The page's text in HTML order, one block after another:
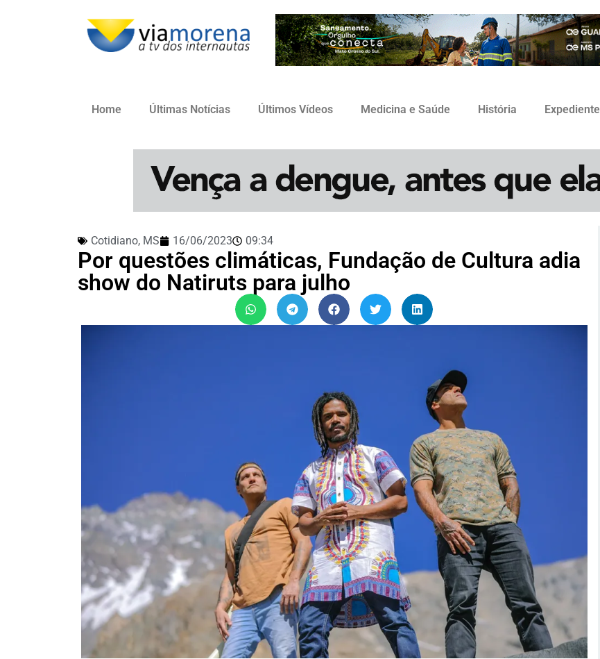
Home Últimas Notícias Últimos Vídeos Medicina e Saúde História Expediente
Cotidiano, MS 16/06/2023 09:34
Por questões climáticas, Fundação de Cultura adia
show do Natiruts para julho